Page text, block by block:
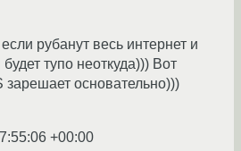
рубанут весь интернет и
тупо неоткуда))) Вот
зарешает основательно)))
+00:00